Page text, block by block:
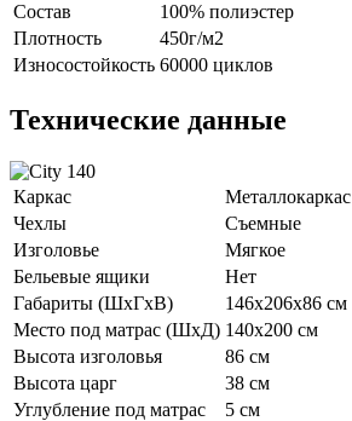
Состав
100% полиэстер
Плотность
450г/м2
Износостойкость 60000 циклов
Технические данные
Каркас
Металлокаркас
Чехлы
Съемные
Изголовье
Мягкое
Бельевые ящики
Нет
Габариты (ШхГхВ)
146х206х86 см
Место под матрас (ШхД) 140х200 см
Высота изголовья
86 см
Высота царг
38 см
Углубление под матрас
5 см